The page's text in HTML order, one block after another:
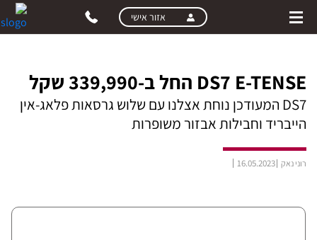
skip
skip
אזור אישי
DS7 E-TENSE החל ב-339,990 שקל
DS7 המעודכן נוחת אצלנו עם שלוש גרסאות פלאג-אין
הייבריד וחבילות אבזור משופרות
רוני נאק 16.05.2023